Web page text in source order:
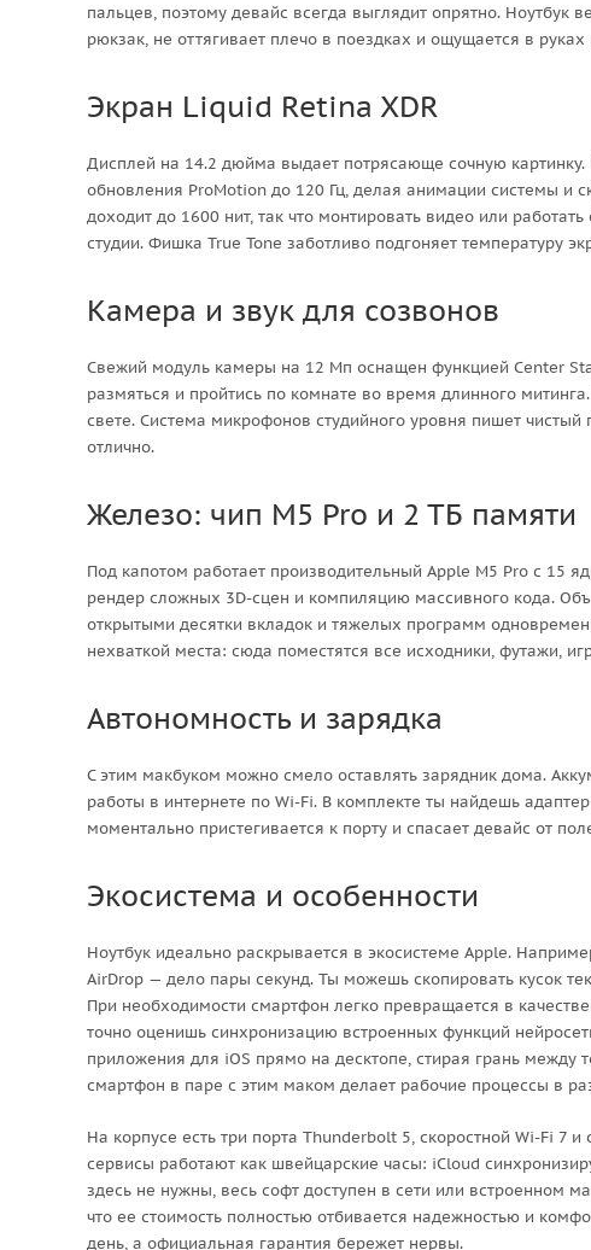
пальцев, поэтому девайс всегда выглядит опрятно.
рюкзак, не оттягивает плечо в поездках и ощущается в
Экран Liquid Retina XDR
Дисплей на 14.2 дюйма выдает потрясающе сочную
обновления ProMotion до 120 Гц, делая анимации системы и
доходит до 1600 нит, так что монтировать видео или
студии. Фишка True Tone заботливо подгоняет температуру
Камера и звук для созвонов
Свежий модуль камеры на 12 Мп оснащен функцией Center
размяться и пройтись по комнате во время длинного
свете. Система микрофонов студийного уровня пишет чистый
отлично.
Железо: чип M5 Pro и 2 ТБ памяти
Под капотом работает производительный Apple M5 Pro с 15
рендер сложных 3D-сцен и компиляцию массивного кода.
открытыми десятки вкладок и тяжелых программ
нехваткой места: сюда поместятся все исходники, футажи,
Автономность и зарядка
С этим макбуком можно смело оставлять зарядник дома.
работы в интернете по Wi-Fi. В комплекте ты найдешь
моментально пристегивается к порту и спасает девайс от
Экосистема и особенности
Ноутбук идеально раскрывается в экосистеме Apple.
AirDrop — дело пары секунд. Ты можешь скопировать кусок
При необходимости смартфон легко превращается в
точно оценишь синхронизацию встроенных функций
приложения для iOS прямо на десктопе, стирая грань между
смартфон в паре с этим маком делает рабочие процессы в
На корпусе есть три порта Thunderbolt 5, скоростной Wi-Fi 7
сервисы работают как швейцарские часы: iCloud
здесь не нужны, весь софт доступен в сети или встроенном
что ее стоимость полностью отбивается надежностью и
день, а официальная гарантия бережет нервы.